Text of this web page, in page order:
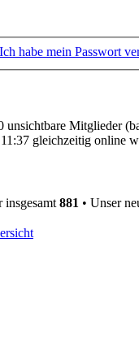
Ich habe mein Passwort
Mitglieder
gleichzeitig online
insgesamt 881 • Unser